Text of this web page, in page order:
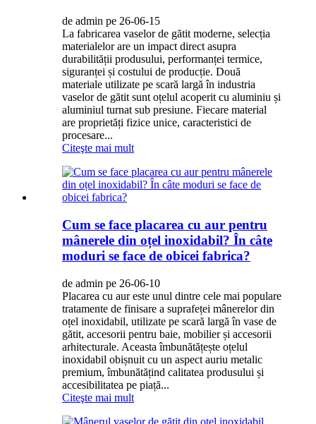
de admin pe 26-06-15
La fabricarea vaselor de gătit moderne, selecția
materialelor are un impact direct asupra
durabilității produsului, performanței termice,
siguranței și costului de producție. Două
materiale utilizate pe scară largă în industria
vaselor de gătit sunt oțelul acoperit cu aluminiu și
aluminiul turnat sub presiune. Fiecare material
are proprietăți fizice unice, caracteristici de
procesare...
Citeşte mai mult
Cum se face placarea cu aur pentru
mânerele din oțel inoxidabil? În câte
moduri se face de obicei fabrica?
de admin pe 26-06-10
Placarea cu aur este unul dintre cele mai populare
tratamente de finisare a suprafeței mânerelor din
oțel inoxidabil, utilizate pe scară largă în vase de
gătit, accesorii pentru baie, mobilier și accesorii
arhitecturale. Aceasta îmbunătățește oțelul
inoxidabil obișnuit cu un aspect auriu metalic
premium, îmbunătățind calitatea produsului și
accesibilitatea pe piață...
Citeşte mai mult